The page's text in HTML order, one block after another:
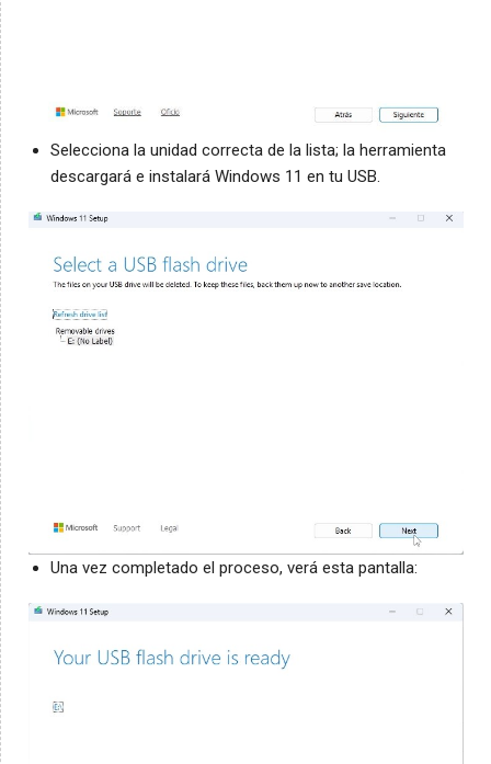
Selecciona la unidad correcta de la lista; la herramienta
descargará e instalará Windows 11 en tu USB.
Una vez completado el proceso, verá esta pantalla: